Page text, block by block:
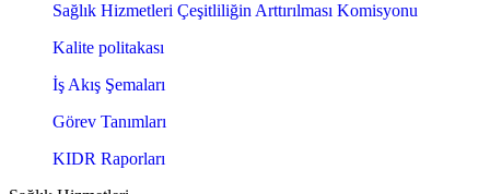
Sağlık Hizmetleri Çeşitliliğin Arttırılması Komisyonu
Kalite politakası
İş Akış Şemaları
Görev Tanımları
KIDR Raporları